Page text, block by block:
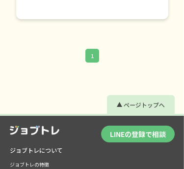
1
ジョブトレについて
ジョブトレの特徴
LINEの登録で相談